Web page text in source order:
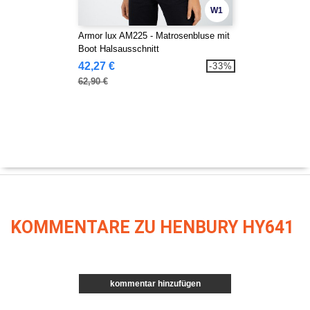
W1
Armor lux AM225 - Matrosenbluse mit
Boot Halsausschnitt
42,27 €
62,90 €
-33%
KOMMENTARE ZU HENBURY HY641
kommentar hinzufügen